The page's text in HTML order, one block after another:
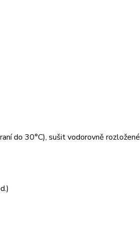
do 30°C), sušit vodorovně rozložené